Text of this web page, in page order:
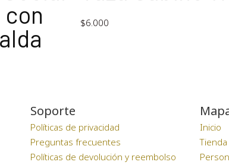
con
$6.000
Soporte
Políticas de privacidad
Preguntas frecuentes
Políticas de devolución y reembolso
Inicio
Tienda